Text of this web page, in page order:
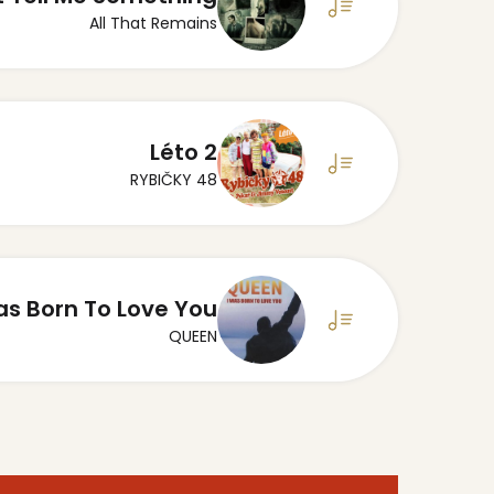
All That Remains
Léto 2
RYBIČKY 48
Born To Love You
QUEEN